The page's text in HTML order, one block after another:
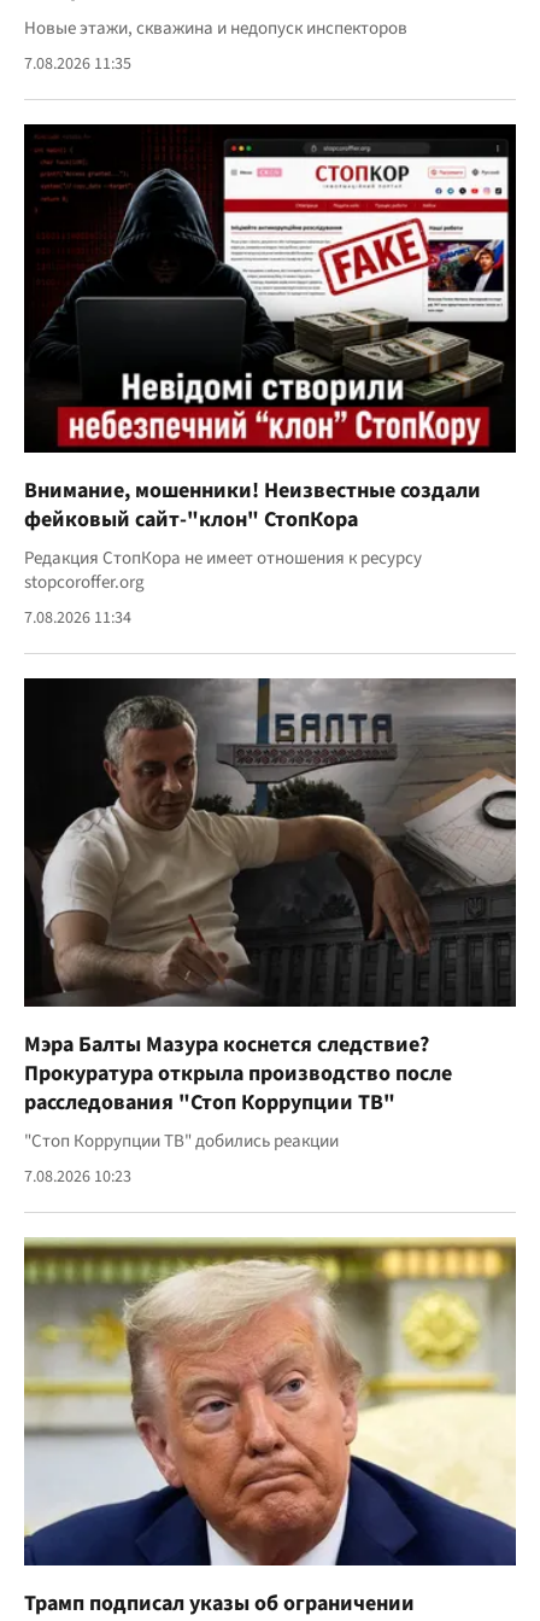
Новые этажи, скважина и недопуск инспекторов
7.08.2026 11:35
Внимание, мошенники! Неизвестные создали
фейковый сайт-"клон" СтопКора
Редакция СтопКора не имеет отношения к ресурсу
stopcoroffer.org
7.08.2026 11:34
Мэра Балты Мазура коснется следствие?
Прокуратура открыла производство после
расследования "Стоп Коррупции ТВ"
"Стоп Коррупции ТВ" добились реакции
7.08.2026 10:23
Трамп подписал указы об ограничении